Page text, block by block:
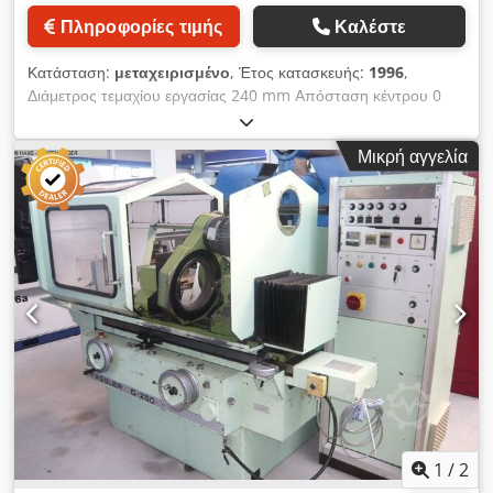
τροφοδοσίας Γρήγορη κίνηση/τροφοδοσία κατεύθυνση Z έως
m/λεπτό 2 κατεύθυνση X έως m/λεπτό 2 κατεύθυνση U έως
μοίρες/δευτ. 12 Ηλεκτρικός εξοπλισμός Τάση λειτουργίας V 400
Τάση ελέγχου/τάση φωτισμού V DC/AC 24/230 Συχνότητα Hz
50 Απαιτούμενη ισχύς κατά προσέγγιση kVA 27 Εάν η
ηλεκτρική εγκατάσταση πρέπει να πραγματοποιηθεί σύμφωνα
με τις απαιτήσεις του πελάτη, ισχύουν μόνο τα δεδομένα στα
ηλεκτρικά έγγραφα. Δεδομένα κινητήρα Σερβοκινητήρες: Nm 1/
λεπτό Κινητήρας εργαλείου C1 27,0 3000 Κινητήρας τεμαχίου
εργασίας C2 27,0 3000 Άξονας X 20,0 3000 Άξονας Z 20,0
3000 Άξονας U 6,0 3000 Κάθετος φορέας (άξονας V1) 6,0 3000
Οριζόντιος φορέας (άξονας U1) Άξονας περιστροφής πηνίου C3
5,0 3000 Κινητή ράβδος φόρτωσης (άξονας X1) 5,0 3000
Τριφασικοί κινητήρες: KW 1/λεπτό Υδραυλικός κινητήρας 1,5
1410 Κεντρική λίπανση 0,07 2700 Αντλία ψυκτικού 4 2840
Υδραυλικός εξοπλισμός Παροχή λίτρα/λεπτό 21 Πίεση
συστήματος bar 50 Πίεση συγκράτησης για: Κύριο άξονα μέγ.
bar 35 Κινητό άξονα ελάχ./μέγ. bar 20 Διατίθεται μόνο όταν
απαιτείται. Δεν είναι απαραίτητο να επιτευχθούν όλες οι
μέγιστες τιμές ταυτόχρονα. Εάν σε μια εργασία επεξεργασίας
Πληροφορίες τιμής Καλέστε
Κατάσταση: μεταχειρισμένο, Έτος κατασκευής: 1996,
Διάμετρος τεμαχίου εργασίας 240 mm Απόσταση κέντρου 0
mm Μήκος λείανσης max. 500 mm Μονάδα - max. 5 Συνολική
απαίτηση ισχύος 12 kW Βάρος μηχανήματος περίπου 5000 kg
Απαιτούμενος χώρος περίπου m R E I S H A U E R (Ελβετία)
CNC-ελεγχόμενη μηχανή λείανσης οδοντωτών τροχών Τύπος
RZR, έτος κατασκευής 1996 # 74 105 Csdpfx Anst Hwvmjkerf
_____ Ελάχιστη/μέγιστη διάμετρος τροχού 10 - 240 mm
Μονάδα 0,5 - 5 Γωνία κλίσης +/- 30 ° Κίνηση ολίσθησης του
τεμαχίου ( άξονας Z ) 275 mm Εγκάρσια διαδρομή του
εργαλείου λείανσης ( άξονας Χ ) 128 mm Είσοδος του άξονα Χ
0,001 mm/διαδρομή Στέψη περίπου 0,5 ° Μήκος σύσφιξης
τεμαχίου περίπου 500 mm Ταλάντωση τεμαχίου μέγ. περίπου
3.000 mm Εργαλείο στίλβωσης Ø εξωτερικά/εσωτερικά x
πλάτος 325/308 x 45 mm Ταχύτητα εργαλείου λείανσης 100 -
1.200 στροφές ανά λεπτό Ταχύτητα κατεργασίας του εργαλείου
λείανσης 30 - 1.000 σ.α.λ. Κίνηση ατράκτου 4 kW - Συνολική
κίνηση περίπου 12 kW - 400 V - 50 Hz Συνολικό βάρος
περίπου 5.000 kg Εξαρτήματα / ειδικός εξοπλισμός SIEMENS -
Μικρή αγγελία
1 /2